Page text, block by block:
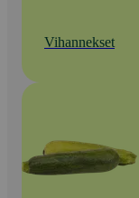
Vihannekset